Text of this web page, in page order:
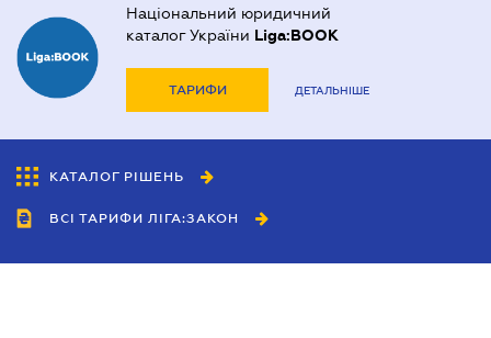
Національний юридичний
каталог України Liga:BOOK
ТАРИФИ ДЕТАЛЬНІШЕ
КАТАЛОГ РІШЕНЬ
ВСІ ТАРИФИ ЛІГА:ЗАКОН